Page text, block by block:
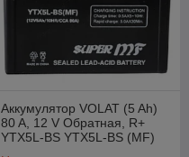
Аккумулятор VOLAT (5 Ah)
80 A, 12 V Обратная, R+
YTX5L-BS YTX5L-BS (MF)